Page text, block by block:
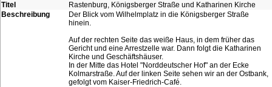
Titel
Rastenburg, Königsberger Straße und Katharinen Kirche
Beschreibung
Der Blick vom Wilhelmplatz in die Königsberger Straße
hinein.
Auf der rechten Seite das weiße Haus, in dem früher das
Gericht und eine Arrestzelle war. Dann folgt die Katharinen
Kirche und Geschäftshäuser.
In der Mitte das Hotel "Norddeutscher Hof" an der Ecke
Kolmarstraße. Auf der linken Seite sehen wir an der Ostbank,
gefolgt vom Kaiser-Friedrich-Café.